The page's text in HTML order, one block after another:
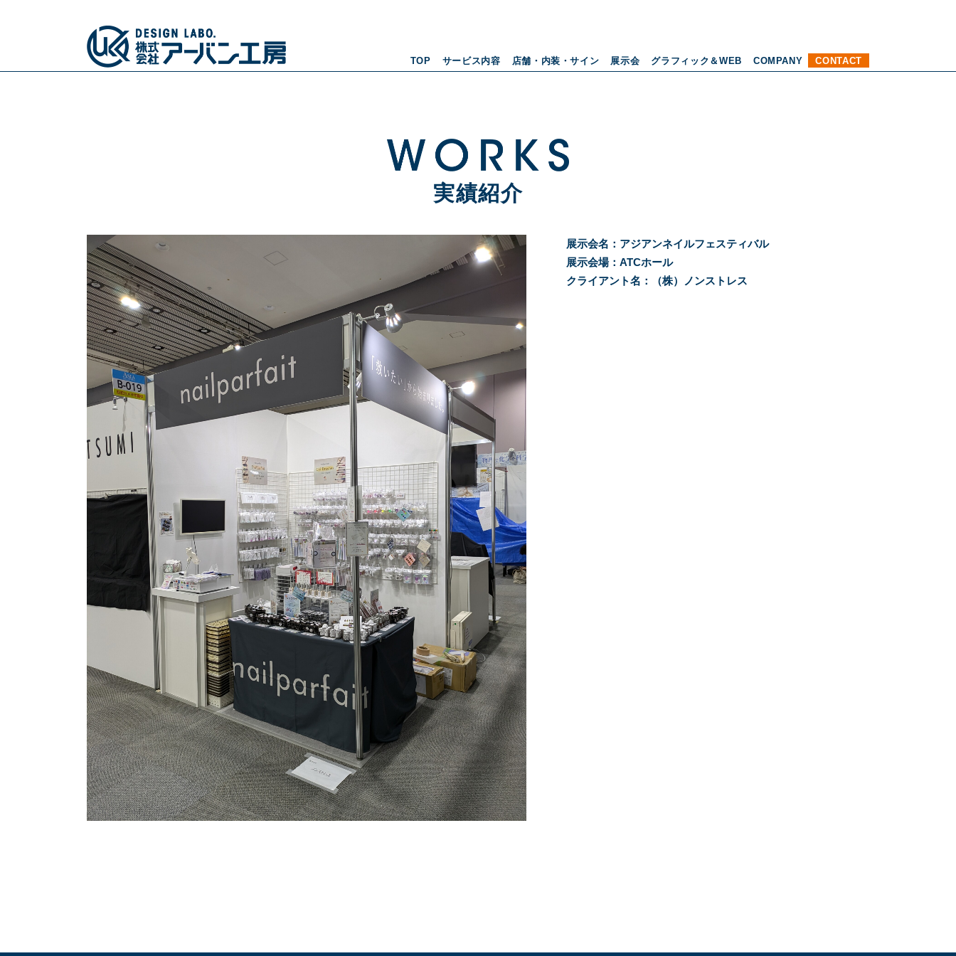
TOP サービス内容 店舗・内装・サイン 展示会 グラフィック＆WEB COMPANY CONTACT
実績紹介
展示会名：アジアンネイルフェスティバル
展示会場：ATCホール
クライアント名：（株）ノンストレス